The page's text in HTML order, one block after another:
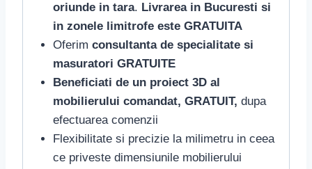
oriunde in tara. Livrarea in Bucuresti si
in zonele limitrofe este GRATUITA
Oferim consultanta de specialitate si
masuratori GRATUITE
Beneficiati de un proiect 3D al
mobilierului comandat, GRATUIT, dupa
efectuarea comenzii
Flexibilitate si precizie la milimetru in ceea
ce priveste dimensiunile mobilierului